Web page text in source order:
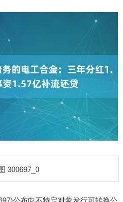
公布向不特定对象发行可转换公